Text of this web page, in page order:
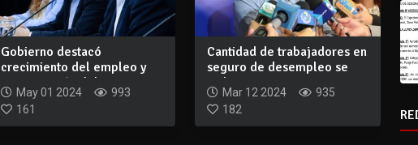
Gobierno destacó
crecimiento del empleo y
recuperación del s...
May 01 2024
993
161
Cantidad de trabajadores en
seguro de desempleo se
redujo en...
Mar 12 2024
935
182